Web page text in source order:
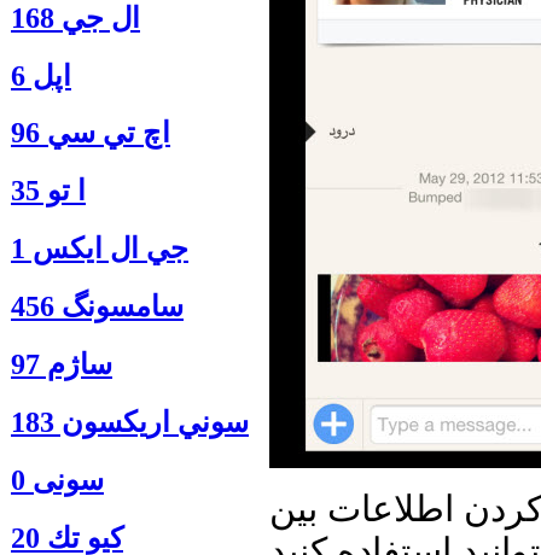
ال جي 168
اپل 6
اچ تي سي 96
ا‍ تو 35
جي ال ايكس 1
سامسونگ 456
ساژم 97
سوني اريكسون 183
سونی 0
كيو تك 20
اطلاعات بین